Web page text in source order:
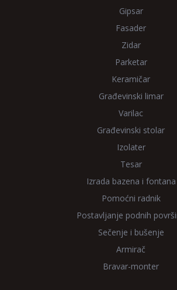
Gipsar
Fasader
Zidar
Parketar
Keramičar
Građevinski limar
Varilac
Građevinski stolar
Izolater
Tesar
Izrada bazena i fontana
Pomoćni radnik
Postavljanje podnih
Sečenje i bušenje
Armirač
Bravar-monter